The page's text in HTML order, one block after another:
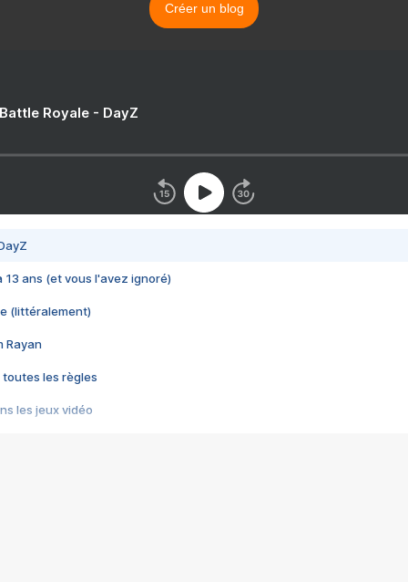
Créer un blog
Royale - DayZ
13 ans (et vous l'avez ignoré)
(littéralement)
Rayan
toutes les règles
les jeux vidéo